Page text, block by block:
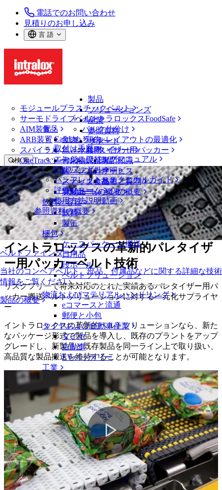
電話でのお問い合わせ
見積りのお申し込み
言 語
製品
モジュールプラスチックベルト
サーモドライブベルト
AIM装置
ARB装置
スパイラル
OneTrackツールおよび部品
ベルトファインダー
当社のコンベアベルト、部品、付属品などに関する詳細な技術
情報をご覧ください
製品の概要
ソリューションズ
イントラロックスFoodSafe
バルク仕分け
ラインレイアウトの最適化
パレタイザー用パッカー
専門知識
サービス
技術
ソリューションの概要
産業
食品
食肉、鶏肉
魚と水産物
青果物
製パン
スナック食品
乳製品
飲料と容器
飲料
製缶
梱包
ケースパッケージ搬送
日用品
段ボール
ベルトソリューション
物流およびマテリアルハンドリング
eコマースと流通
郵便と小包
タイヤおよび自動車産業
タイヤ
自動車
EVバッテリー
工業
業界の概要
参照資料
CalcLab
取付け手順
エンジニアリングマニュアル
CADファイル
パンフレット・テクニカルガイド
評価フォーム
使用方法説明動画
参照資料の概要
サポート
お問い合わせ
保証
方針声明
よくあるご質問
サポートの概要
検 索
メニューを開く
梱包
梱包
包装ベルトソリューション
技術
イントラロックスの革新的パレタイザ
ー用パッカーベルト技術
リスクフリーで将来対応のとれた実績あるパレタイザー用パ
ッカー搬送ベルトソリューションに対する一元化サプライヤ
ー
イントラロックスの革新的ベルトソリューションなら、新た
なパッケージ形式で製品を導入し、既存のプラントをアップ
グレードし、新製品と既存製品を同一ライン上で取り扱い、
高品質な製品搬送を維持することが可能となります。